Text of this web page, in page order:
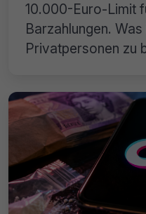
10.000-Euro-Limit
Barzahlungen.
Privatpersonen zu